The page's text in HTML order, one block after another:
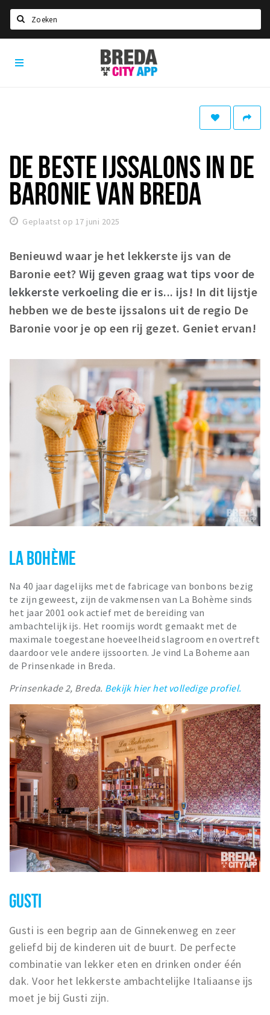
Home
Eten
Drinken
Slapen
Winkels
Winkelgebieden
Parkeren
Bezienswaardigheden
Musea, theaters & podia
Uitjes & activiteiten
Toeristische routes
Natuurgebieden
Baroniepoorten
Sport
Inloggen
Breda
City
App
DE BESTE IJSSALONS IN DE
BARONIE VAN BREDA
Geplaatst op 17 juni 2025
Benieuwd waar je het lekkerste ijs van de
Baronie eet?Wij geven graag wat tips voor de
lekkerste verkoeling die er is... ijs! In dit lijstje
hebben we de beste ijssalons uit de regio De
Baronie voor je op een rij gezet. Geniet ervan!
LA BOHÈME
Na 40 jaar dagelijks met de fabricage van bonbons bezig
te zijn geweest, zijn de vakmensen van La Bohème sinds
het jaar 2001 ook actief met de bereiding van
ambachtelijk ijs. Het roomijs wordt gemaakt met de
maximale toegestane hoeveelheid slagroom en overtreft
daardoor vele andere ijssoorten. Je vind La Boheme aan
de Prinsenkade in Breda.
Prinsenkade 2, Breda. Bekijk hier het volledige profiel.
GUSTI
Gusti is een begrip aan de Ginnekenweg en zeer
geliefd bij de kinderen uit de buurt. De perfecte
combinatie van lekker eten en drinken onder één
dak. Voor het lekkerste ambachtelijke Italiaanse ijs
moet je bij Gusti zijn.